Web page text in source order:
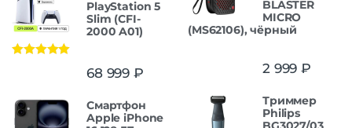
PlayStation 5
Slim (CFI-
2000 A01)
68 999 ₽
Смартфон
Apple iPhone
BLASTER
MICRO
(MS62106), чёрный
2 999 ₽
Триммер
Philips